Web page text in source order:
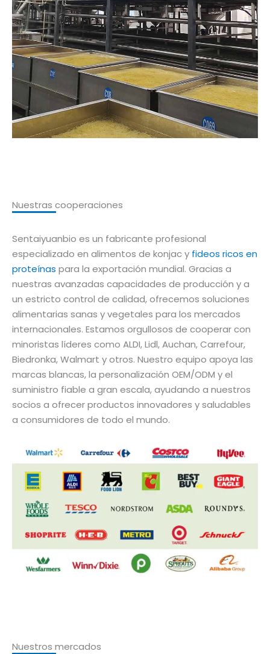
Nuestras cooperaciones
Sentaiyuanbio es un fabricante profesional
especializado en alimentos de konjac y fideos ricos en
proteínas para la exportación mundial. Gracias a
nuestras avanzadas capacidades de producción y a
un estricto control de calidad, ofrecemos soluciones
alimentarias sanas y vegetales para los mercados
internacionales. Estamos orgullosos de cooperar con
minoristas líderes como ALDI, Lidl, Auchan, Carrefour,
Biedronka, Walmart y otros. Nuestro equipo apoya las
marcas blancas, la personalización OEM/ODM y el
suministro fiable a gran escala, ayudando a nuestros
socios a ofrecer productos innovadores y saludables
a consumidores de todo el mundo.
Nuestros mercados